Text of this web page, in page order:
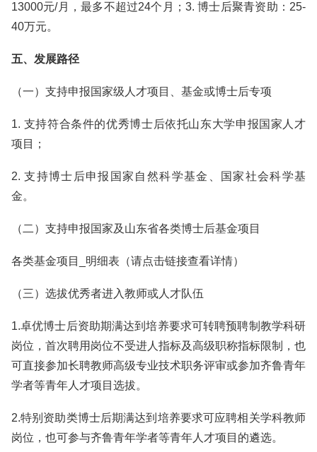
13000元/月，最多不超过24个月；3. 博士后聚青资助：25-
40万元。
五、发展路径
（一）支持申报国家级人才项目、基金或博士后专项
1. 支持符合条件的优秀博士后依托山东大学申报国家人才
项目；
2. 支持博士后申报国家自然科学基金、国家社会科学基
金。
（二）支持申报国家及山东省各类博士后基金项目
各类基金项目_明细表（请点击链接查看详情）
（三）选拔优秀者进入教师或人才队伍
1.卓优博士后资助期满达到培养要求可转聘预聘制教学科研
岗位，首次聘用岗位不受进人指标及高级职称指标限制，也
可直接参加长聘教师高级专业技术职务评审或参加齐鲁青年
学者等青年人才项目选拔。
2.特别资助类博士后期满达到培养要求可应聘相关学科教师
岗位，也可参与齐鲁青年学者等青年人才项目的遴选。